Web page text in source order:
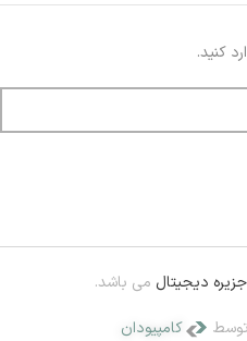
کنید.
دیجیتال می باشد.
توسط کامپیودان